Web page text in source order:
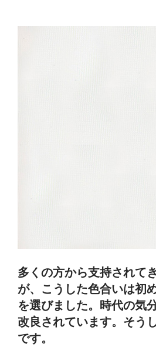
多くの方から支持されて
が、こうした色合いは初
を選びました。時代の気
改良されています。そう
です。